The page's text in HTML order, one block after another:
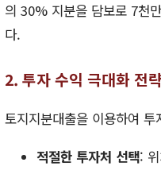
의 30% 지분을 담보로 7천
다.
2. 투자 수익 극대화 전
토지지분대출을 이용하여
적절한 투자처 선택: